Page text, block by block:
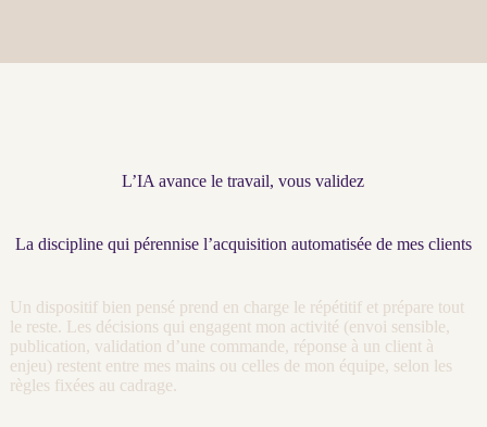
L’IA avance le travail, vous validez
La discipline qui pérennise l’acquisition automatisée de mes clients
Un dispositif bien pensé prend en charge le répétitif et prépare tout
le reste. Les décisions qui engagent mon activité (envoi sensible,
publication, validation d’une commande, réponse à un client à
enjeu) restent entre mes mains ou celles de mon équipe, selon les
règles fixées au cadrage.